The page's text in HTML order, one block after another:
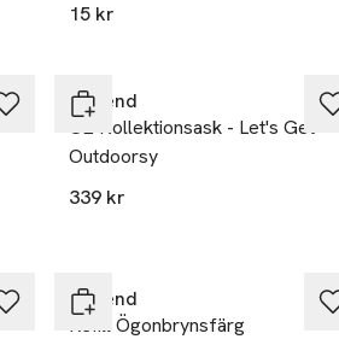
15 kr
Depend
O2 Kollektionsask - Let's Get
Outdoorsy
339 kr
Depend
Refill Ögonbrynsfärg